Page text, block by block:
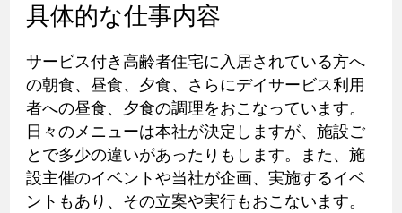
具体的な仕事内容
サービス付き高齢者住宅に入居されている方へ
の朝食、昼食、夕食、さらにデイサービス利用
者への昼食、夕食の調理をおこなっています。
日々のメニューは本社が決定しますが、施設ご
とで多少の違いがあったりもします。また、施
設主催のイベントや当社が企画、実施するイベ
ントもあり、その立案や実行もおこないます。